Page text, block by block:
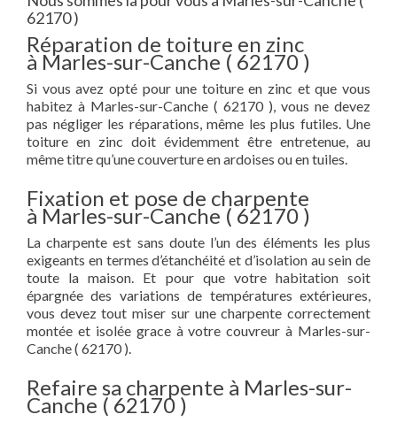
62170 )
Réparation de toiture en zinc
à Marles-sur-Canche ( 62170 )
Si vous avez opté pour une toiture en zinc et que vous
habitez à Marles-sur-Canche ( 62170 ), vous ne devez
pas négliger les réparations, même les plus futiles. Une
toiture en zinc doit évidemment être entretenue, au
même titre qu’une couverture en ardoises ou en tuiles.
Fixation et pose de charpente
à Marles-sur-Canche ( 62170 )
La charpente est sans doute l’un des éléments les plus
exigeants en termes d’étanchéité et d’isolation au sein de
toute la maison. Et pour que votre habitation soit
épargnée des variations de températures extérieures,
vous devez tout miser sur une charpente correctement
montée et isolée grace à votre couvreur à Marles-sur-
Canche ( 62170 ).
Refaire sa charpente à Marles-sur-
Canche ( 62170 )